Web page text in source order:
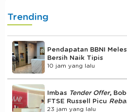
Trending
Pendapatan BBNI
Bersih Naik Tipis
10 jam yang lalu
Imbas Tender Offer,
FTSE Russell Picu
23 jam yang lalu